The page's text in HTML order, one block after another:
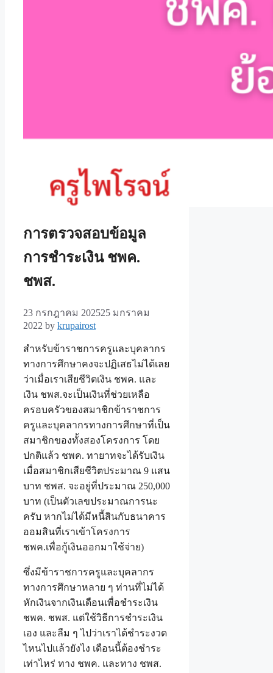
การตรวจสอบข้อมูล
การชำระเงิน ชพค.
ชพส.
23 กรกฎาคม 202525 มกราคม
2022 by krupairost
สำหรับข้าราชการครูและบุคลากร
ทางการศึกษาคงจะปฏิเสธไม่ได้เลย
ว่าเมื่อเราเสียชีวิตเงิน ชพค. และ
เงิน ชพส.จะเป็นเงินที่ช่วยเหลือ
ครอบครัวของสมาชิกข้าราชการ
ครูและบุคลากรทางการศึกษาที่เป็น
สมาชิกของทั้งสองโครงการ โดย
ปกติแล้ว ชพค. ทายาทจะได้รับเงิน
เมื่อสมาชิกเสียชีวิตประมาณ 9 แสน
บาท ชพส. จะอยู่ที่ประมาณ 250,000
บาท (เป็นตัวเลขประมาณการนะ
ครับ หากไม่ได้มีหนี้สินกับธนาคาร
ออมสินที่เราเข้าโครงการ
ชพค.เพื่อกู้เงินออกมาใช้จ่าย)
ซึ่งมีข้าราชการครูและบุคลากร
ทางการศึกษาหลาย ๆ ท่านที่ไม่ได้
หักเงินจากเงินเดือนเพื่อชำระเงิน
ชพค. ชพส. แต่ใช้วิธีการชำระเงิน
เอง และลืม ๆ ไปว่าเราได้ชำระงวด
ไหนไปแล้วยังไง เดือนนี้ต้องชำระ
เท่าไหร่ ทาง ชพค. และทาง ชพส.